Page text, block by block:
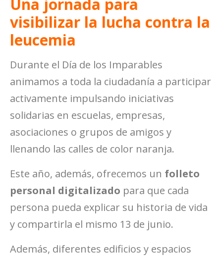
visibilizar la lucha contra la
leucemia
Durante el Día de los Imparables
animamos a toda la ciudadanía a participar
activamente impulsando iniciativas
solidarias en escuelas, empresas,
asociaciones o grupos de amigos y
llenando las calles de color naranja.
Este año, además, ofrecemos un folleto
personal digitalizado para que cada
persona pueda explicar su historia de vida
y compartirla el mismo 13 de junio.
Además, diferentes edificios y espacios